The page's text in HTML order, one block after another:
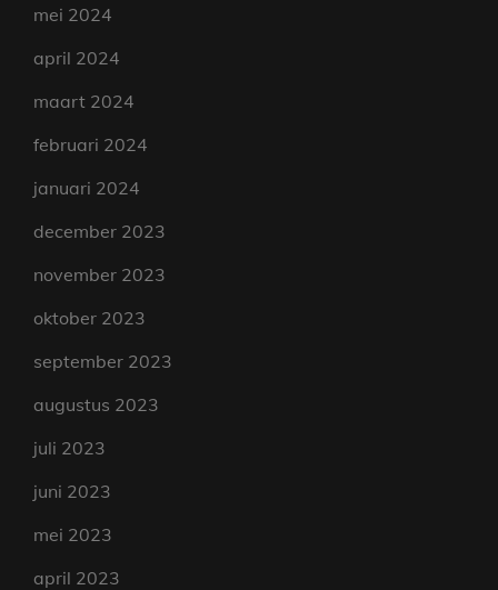
mei 2024
april 2024
maart 2024
februari 2024
januari 2024
december 2023
november 2023
oktober 2023
september 2023
augustus 2023
juli 2023
juni 2023
mei 2023
april 2023